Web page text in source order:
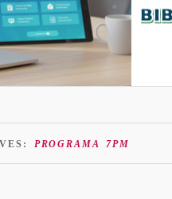
PROGRAMA 7PM